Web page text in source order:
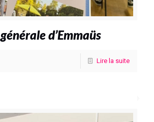
d’Emmaüs
Lire la suite